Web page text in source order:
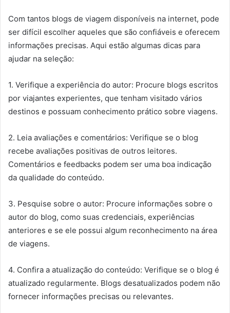
Com tantos blogs de viagem disponíveis na internet, pode
ser difícil escolher aqueles que são confiáveis e oferecem
informações precisas. Aqui estão algumas dicas para
ajudar na seleção:
1. Verifique a experiência do autor: Procure blogs escritos
por viajantes experientes, que tenham visitado vários
destinos e possuam conhecimento prático sobre viagens.
2. Leia avaliações e comentários: Verifique se o blog
recebe avaliações positivas de outros leitores.
Comentários e feedbacks podem ser uma boa indicação
da qualidade do conteúdo.
3. Pesquise sobre o autor: Procure informações sobre o
autor do blog, como suas credenciais, experiências
anteriores e se ele possui algum reconhecimento na área
de viagens.
4. Confira a atualização do conteúdo: Verifique se o blog é
atualizado regularmente. Blogs desatualizados podem não
fornecer informações precisas ou relevantes.